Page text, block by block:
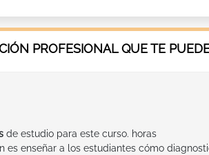
PROFESIONAL QUE TE
de estudio para este curso. horas
es enseñar a los estudiantes cómo